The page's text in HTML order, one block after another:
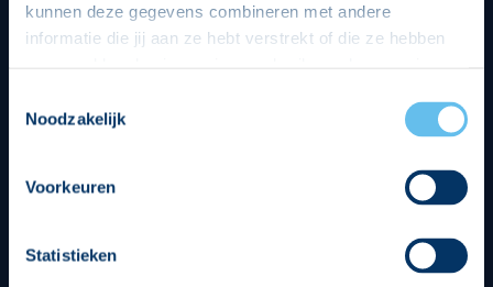
kunnen deze gegevens combineren met andere
informatie die jij aan ze hebt verstrekt of die ze hebben
op een veilige en integere wijze. Je kunt je toestemming
beheren op de privacy- en cookieverklaring pagina.
Noodzakelijk
Voorkeuren
Statistieken